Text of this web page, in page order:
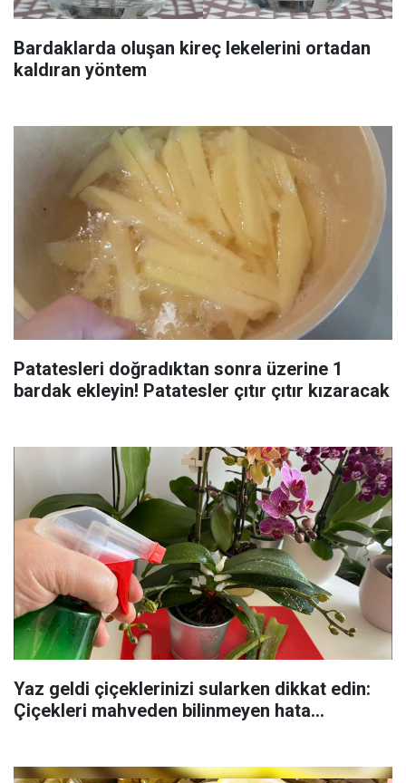
Bardaklarda oluşan kireç lekelerini ortadan
kaldıran yöntem
Patatesleri doğradıktan sonra üzerine 1
bardak ekleyin! Patatesler çıtır çıtır kızaracak
Yaz geldi çiçeklerinizi sularken dikkat edin:
Çiçekleri mahveden bilinmeyen hata...